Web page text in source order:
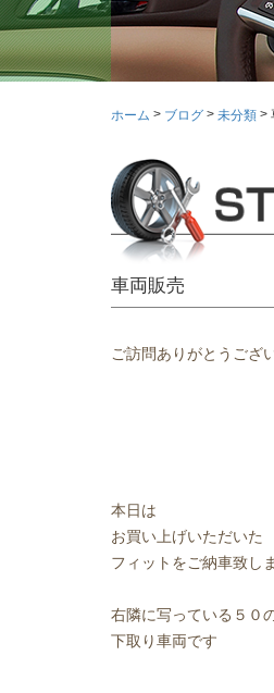
ホーム > ブログ > 未分類 >
車両販売
ご訪問ありがとうござ
本日は
お買い上げいただいた
フィットをご納車致し
右隣に写っている５０
下取り車両です